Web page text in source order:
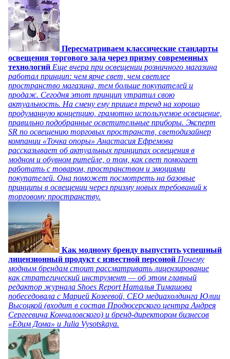
Пересматриваем классические стандарты
освещения торгового зала через призму современных
технологий Еще вчера при освещении розничного магазина
работал принцип: чем ярче свет, чем светлее
пространство магазина, тем больше покупателей и
продаж. Сегодня этот принцип утратил свою
актуальность. На смену ему пришел тренд на хорошо
продуманную концепцию, грамотно используемое освещение,
правильно подобранные осветительные приборы. Эксперт
SR по освещению торговых пространств, светодизайнер
компании «Точка опоры» Анастасия Ефремова
рассказывает об актуальных принципах освещения в
модном и обувном ритейле, о том, как свет помогает
работать с товаром, пространством и эмоциями
покупателей. Она поможет посмотреть на базовые
принципы в освещении через призму новых требований к
торговому пространству.
Как модному бренду выпустить успешный
лицензионный продукт с известной персоной Почему
модным брендам стоит рассматривать лицензирование
как стратегический инструмент — об этом главный
редактор журнала Shoes Report Наталья Тимашова
побеседовала с Марией Козеевой, СЕО медиахолдинга Юлии
Высоцкой (входит в состав Продюсерского центра Андрея
Сергеевича Кончаловского) и бренд-директором бизнесов
«Едим Дома» и Julia Vysotskaya.